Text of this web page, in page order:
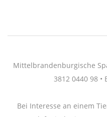
Mittelbrandenburgische
3812 0440 98 •
Bei Interesse an einem